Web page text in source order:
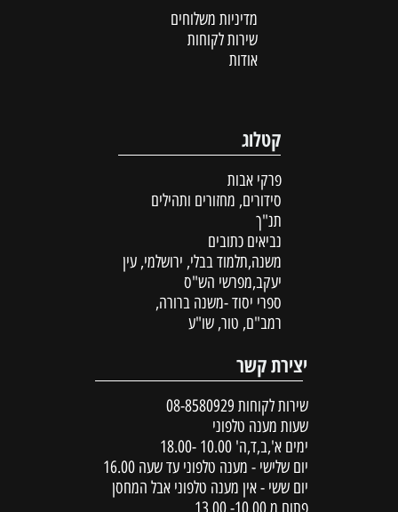
מדיניות משלוחים
שירות לקוחות
אודות
קטלוג
פרקי אבות
סידורים, מחזורים ותהילים
תנ"ך
נביאים כתובים
משנה,תלמוד בבלי, ירושלמי, עין
יעקב,מפרשי הש"ס
ספרי יסוד -משנה ברורה,
רמב"ם, טור, שו"ע
יצירת קשר
שירות לקוחות 08-8580929
שעות מענה טלפוני
ימים א',ב,ד,ה' 10.00 -18.00
יום שלישי - מענה טלפוני עד שעה 16.00
יום ששי - אין מענה טלפוני אבל המחסן
פתוח מ 10.00- 13.00